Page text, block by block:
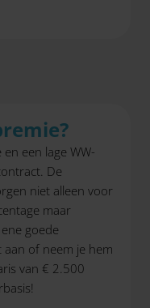
een lage WW-
De
niet alleen voor
maar
goede
of neem je hem
van € 2.500